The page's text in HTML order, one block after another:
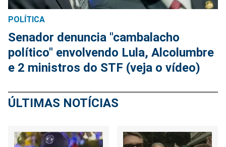
POLÍTICA
Senador denuncia "cambalacho
político" envolvendo Lula, Alcolumbre
e 2 ministros do STF (veja o vídeo)
ÚLTIMAS NOTÍCIAS